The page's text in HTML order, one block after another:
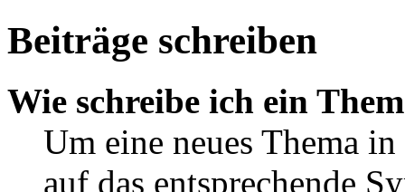
Beiträge schreiben
Wie schreibe ich ein
Um eine neues Thema
auf das entsprechende